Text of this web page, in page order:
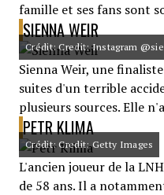
famille et ses fans sont
SIENNA WEIR
Crédit: Credit: Instagram
Sienna Weir, une
suites d'un terrible
plusieurs sources. Elle
PETR KLIMA
Crédit: Credit: Getty Images
L'ancien joueur de la
de 58 ans. Il a